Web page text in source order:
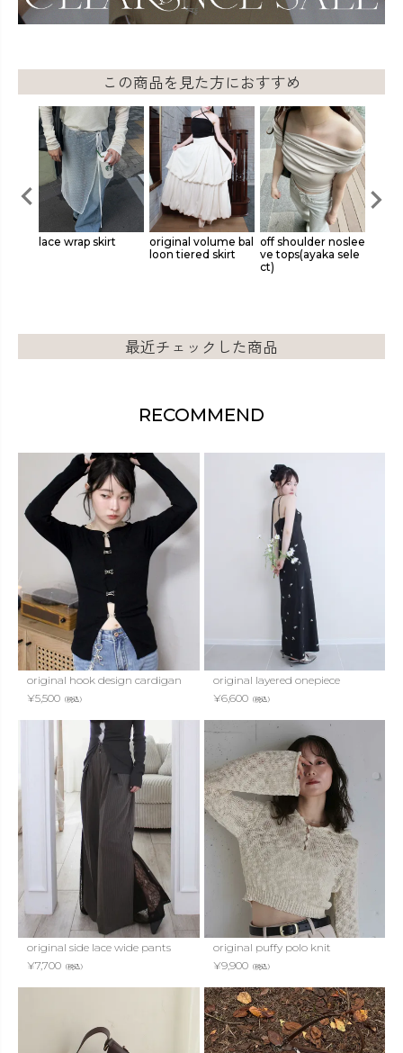
この商品を見た方におすすめ
lace wrap skirt
original volume bal
loon tiered skirt
off shoulder noslee
ve tops(ayaka sele
ct)
最近チェックした商品
RECOMMEND
original hook design cardigan
¥5,500 （税込）
original layered onepiece
¥6,600（税込）
original side lace wide pants
¥7,700 （税込）
original puffy polo knit
¥9,900（税込）